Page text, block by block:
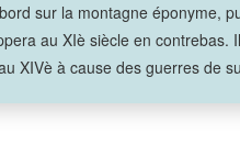
sur la montagne éponyme,
au XIè siècle en contrebas.
XIVè à cause des guerres de